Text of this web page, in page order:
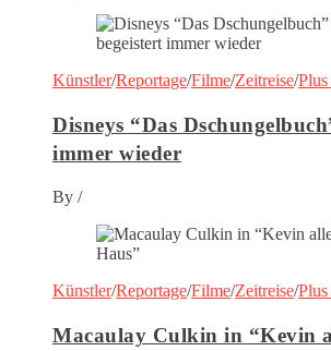
Künstler/Reportage/Filme/Zeitreise/Plus
Disneys “Das
immer wieder
By /
Künstler/Reportage/Filme/Zeitreise/Plus
Macaulay Culkin in “Kevin